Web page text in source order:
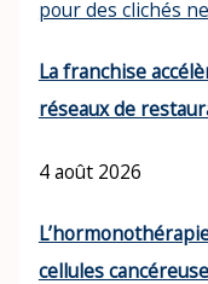
La franchise
réseaux de
4 août 2026
cellules